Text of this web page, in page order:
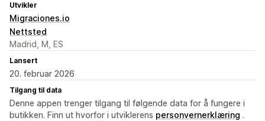
Utvikler
Migraciones.io
Nettsted
Madrid, M, ES
Lansert
20. februar 2026
Tilgang til data
Denne appen trenger tilgang til følgende data for å fungere i
butikken. Finn ut hvorfor i utviklerens personvernerklæring .